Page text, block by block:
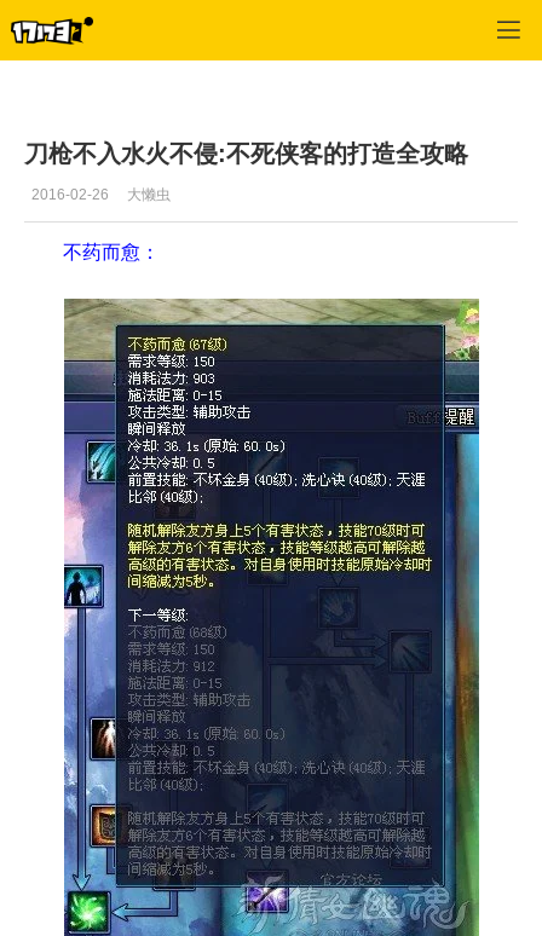
刀枪不入水火不侵:不死侠客的打造全攻略
2016-02-26 大懒虫
不药而愈：